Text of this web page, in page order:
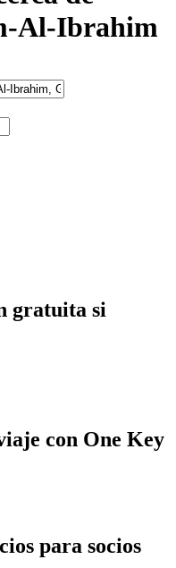
Al-Ibrahim
gratuita si
con One Key
para socios